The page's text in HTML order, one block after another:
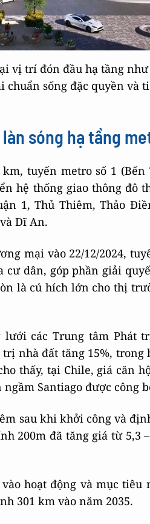
vị trí đón đầu hạ tầng
chuẩn sống đặc quyền và
sóng hạ tầng
tuyến metro số 1
hệ thống giao thông đô
1, Thủ Thiêm, Thảo
Dĩ An.
mại vào 22/12/2024,
cư dân, góp phần giải
là cú hích lớn cho thị
lưới các Trung tâm Phát
nhà đất tăng 15%,
thấy, tại Chile, giá căn
Santiago được công
sau khi khởi công và
200m đã tăng giá từ 5,3
hoạt động và mục
301 km vào năm 2035.